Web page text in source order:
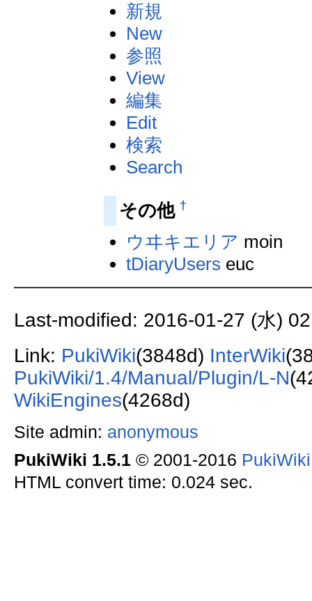
新規
New
参照
View
編集
Edit
検索
Search
その他 †
ウヰキエリア moin
tDiaryUsers euc
Last-modified: 2016-01-27 (水)
Link: PukiWiki(3848d) InterWiki
PukiWiki/1.4/Manual/Plugin/L-N
WikiEngines(4268d)
Site admin: anonymous
PukiWiki 1.5.1© 2001-2016
HTML convert time: 0.024 sec.